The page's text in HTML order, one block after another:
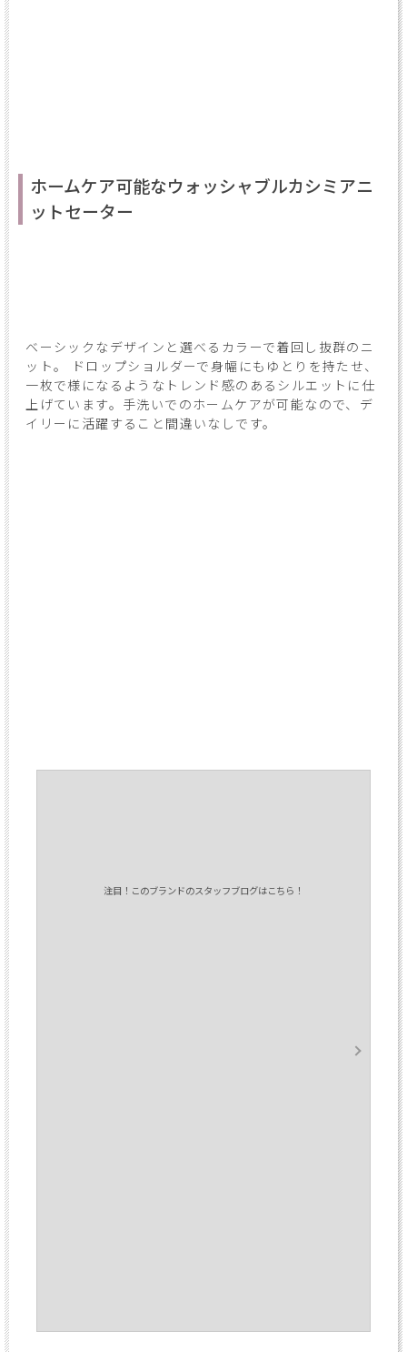
ホームケア可能なウォッシャブルカシミアニ
ットセーター
ベーシックなデザインと選べるカラーで着回し抜群のニ
ット。 ドロップショルダーで身幅にもゆとりを持たせ、
一枚で様になるようなトレンド感のあるシルエットに仕
上げています。手洗いでのホームケアが可能なので、デ
イリーに活躍すること間違いなしです。
注目！このブランドのスタッフブログはこちら！